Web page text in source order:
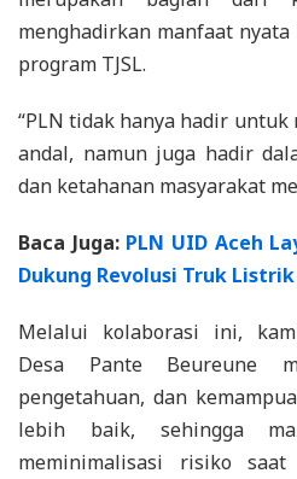
menghadirkan manfaat
program TJSL.
​“PLN tidak hanya hadir
andal, namun juga hadir
dan ketahanan masyarakat
Baca Juga: PLN UID Aceh
Dukung Revolusi Truk
Melalui kolaborasi ini,
Desa Pante Beureune
pengetahuan, dan
lebih baik, sehingga
meminimalisasi risiko